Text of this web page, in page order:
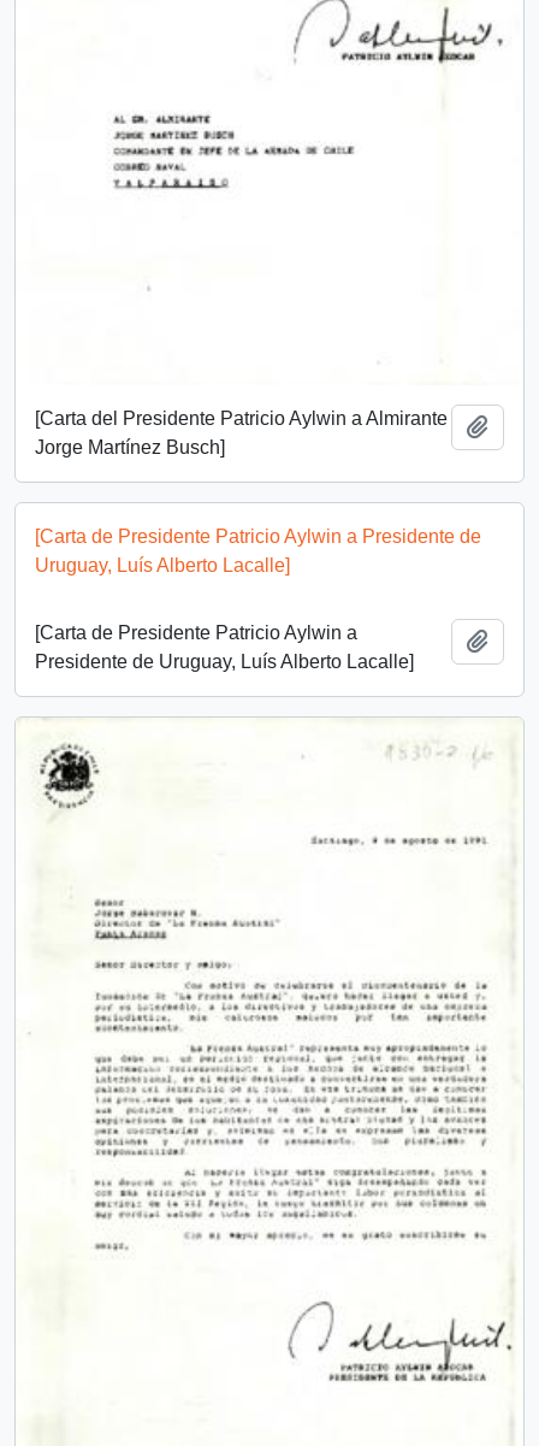
[Carta del Presidente Patricio Aylwin a Almirante
Jorge Martínez Busch]
[Carta de Presidente Patricio Aylwin a Presidente de
Uruguay, Luís Alberto Lacalle]
[Carta de Presidente Patricio Aylwin a
Presidente de Uruguay, Luís Alberto Lacalle]